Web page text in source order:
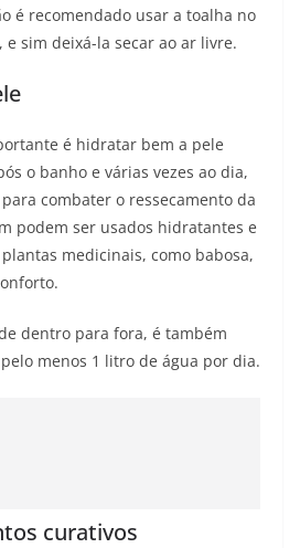
é recomendado usar a toalha no
sim deixá-la secar ao ar livre.
é hidratar bem a pele
o banho e várias vezes ao dia,
combater o ressecamento da
podem ser usados hidratantes e
medicinais, como babosa,
dentro para fora, é também
menos 1 litro de água por dia.
curativos